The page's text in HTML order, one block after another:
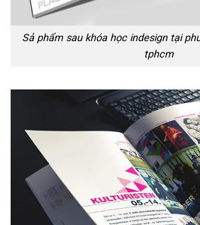
Sả phẩm sau khóa học indesign tại
tphcm